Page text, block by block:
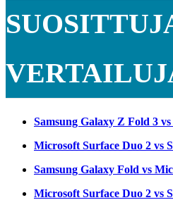
Samsung Galaxy Z Fold 3
Microsoft Surface Duo 2 vs
Samsung Galaxy Fold vs
Microsoft Surface Duo 2 vs